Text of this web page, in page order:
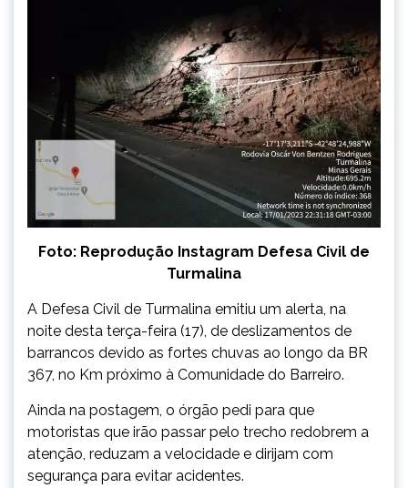
Foto: Reprodução Instagram Defesa Civil de
Turmalina
A Defesa Civil de Turmalina emitiu um alerta, na
noite desta terça-feira (17), de deslizamentos de
barrancos devido as fortes chuvas ao longo da BR
367, no Km próximo à Comunidade do Barreiro.
Ainda na postagem, o órgão pedi para que
motoristas que irão passar pelo trecho redobrem a
atenção, reduzam a velocidade e dirijam com
segurança para evitar acidentes.